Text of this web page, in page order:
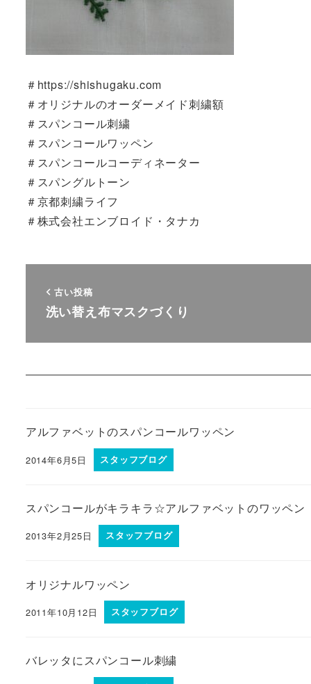
＃https://shishugaku.com
＃オリジナルのオーダーメイド刺繍額
＃スパンコール刺繍
＃スパンコールワッペン
＃スパンコールコーディネーター
＃スパングルトーン
＃京都刺繍ライフ
＃株式会社エンブロイド・タナカ
古い投稿
洗い替え布マスクづくり
アルファベットのスパンコールワッペン
2014年6月5日 スタッフブログ
スパンコールがキラキラ☆アルファベットのワッペン
2013年2月25日 スタッフブログ
オリジナルワッペン
2011年10月12日 スタッフブログ
バレッタにスパンコール刺繍